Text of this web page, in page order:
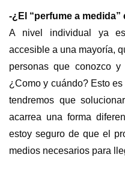
-¿El “perfume a medida”
A nivel individual ya
accesible a una mayoría,
personas que conozco
¿Como y cuándo? Esto
tendremos que
acarrea una forma
estoy seguro de que el
medios necesarios para